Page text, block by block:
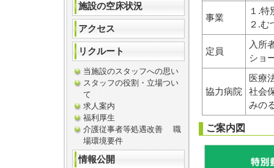
事業
１.
２.
定員
入
ショ
協力病院
医療
社会
みの
ご案内図
施設の空床状況
アクセス
リクルート
当施設のスタッフへの思い
スタッフの役割・立場つい
て
求人案内
福利厚生
介護従事者等処遇改善 職
場環境要件
情報公開